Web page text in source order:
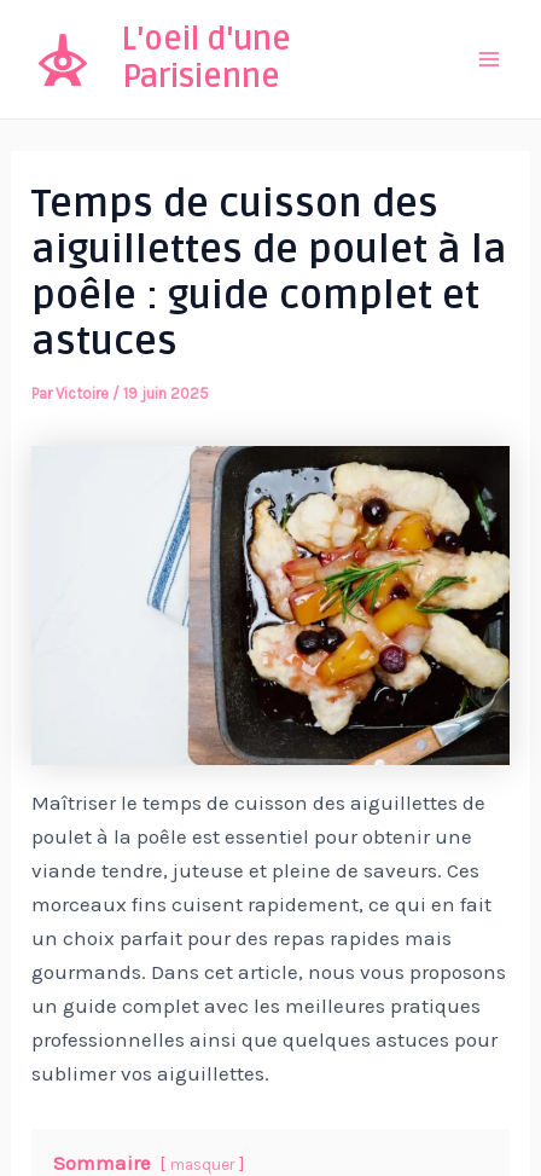
contenu
L'oeil d'une
Parisienne
Temps de cuisson des
aiguillettes de poulet à la
poêle : guide complet et
astuces
ParVictoire /19 juin 2025
Maîtriser le temps de cuisson des aiguillettes de
poulet à la poêle est essentiel pour obtenir une
viande tendre, juteuse et pleine de saveurs. Ces
morceaux fins cuisent rapidement, ce qui en fait
un choix parfait pour des repas rapides mais
gourmands. Dans cet article, nous vous proposons
un guide complet avec les meilleures pratiques
professionnelles ainsi que quelques astuces pour
sublimer vos aiguillettes.
Sommaire masquer